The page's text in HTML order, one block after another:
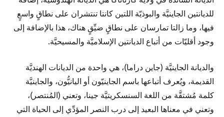
للديانتين الجاينيَّة والبوذيّة اللتين كانتا تنتشران على نطاقٍ واسعٍ
فيها، وما زالتا تمارسان على نطاقٍ ضيِّقٍ هناك، هذا بالإضافة إلى
وجود أقليّات من أتباع الديانتين الإسلاميَّة والمسيحيَّة.
والديانة الجاينيَّة (جاين دراما)، هي واحدة من الديانات الهنديَّة
القديمة، ويُعرف أتباعها باسم الجاينيّون أو اليانيُّون، والجاينيَّة
كلمة مُشتقَّة من اللغة السنسكريتيَّة جينا، وتعني (المُنتصر)،
وتعني في معناها البعيد إلى درب النصر المؤدِّي إلى الحياة التي